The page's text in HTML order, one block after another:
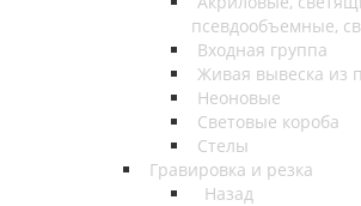
псевдообъемные,
Входная группа
Живая вывеска из
Неоновые
Световые короба
Стелы
Гравировка и резка
Назад